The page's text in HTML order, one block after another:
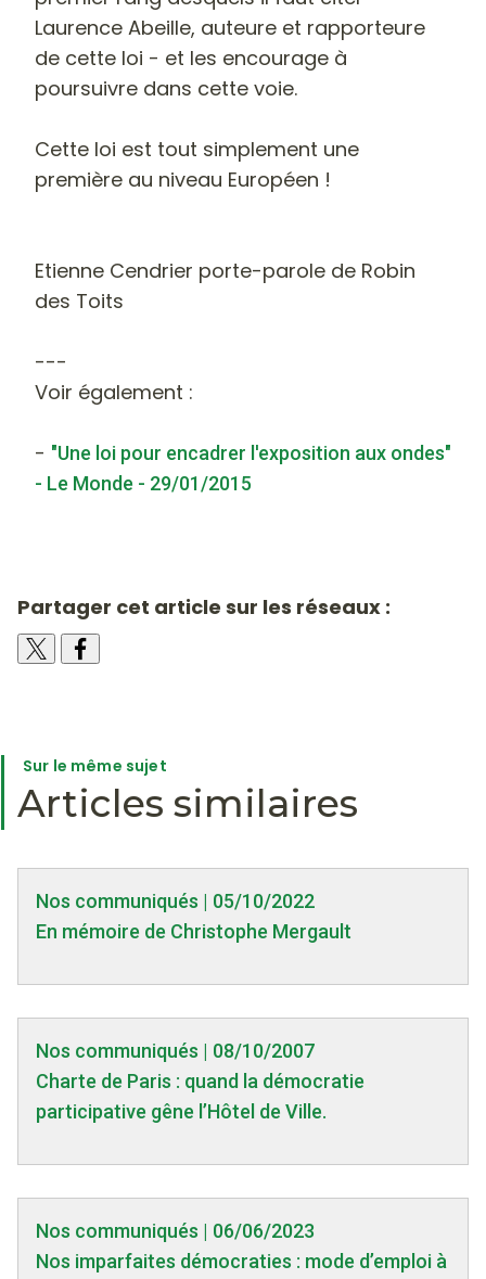
Laurence Abeille, auteure et rapporteure
de cette loi - et les encourage à
poursuivre dans cette voie.
Cette loi est tout simplement une
première au niveau Européen !
Etienne Cendrier porte-parole de Robin
des Toits
---
Voir également :
- "Une loi pour encadrer l'exposition aux ondes"
- Le Monde - 29/01/2015
Partager cet article sur les réseaux :
Sur le même sujet
Articles similaires
Nos communiqués | 05/10/2022
En mémoire de Christophe Mergault
Nos communiqués | 08/10/2007
Charte de Paris : quand la démocratie
participative gêne l’Hôtel de Ville.
Nos communiqués | 06/06/2023
Nos imparfaites démocraties : mode d’emploi à